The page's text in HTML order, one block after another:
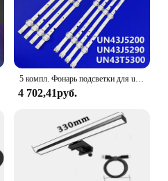
4 702,41руб.